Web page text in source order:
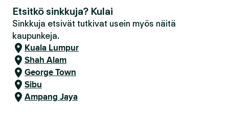
Etsitkö sinkkuja? Kulai
Sinkkuja etsivät tutkivat usein myös näitä
kaupunkeja.
Kuala Lumpur
Shah Alam
George Town
Sibu
Ampang Jaya